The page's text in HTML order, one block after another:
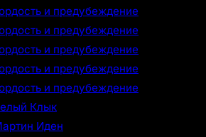
и предубеждение
и предубеждение
и предубеждение
и предубеждение
и предубеждение
Клык
Иден